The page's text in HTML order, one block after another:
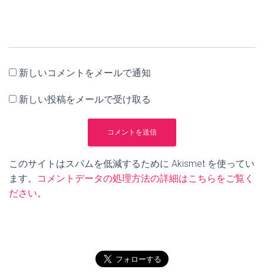
新しいコメントをメールで通知
新しい投稿をメールで受け取る
このサイトはスパムを低減するために Akismet を使ってい
ます。
コメントデータの処理方法の詳細はこちらをご覧く
ださい。